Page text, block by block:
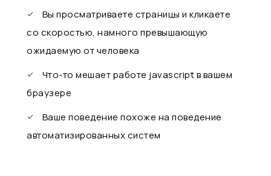
Вы просматриваете страницы и кликаете
со скоростью, намного превышающую
ожидаемую от человека
Что-то мешает работе javascript в вашем
браузере
Ваше поведение похоже на поведение
автоматизированных систем